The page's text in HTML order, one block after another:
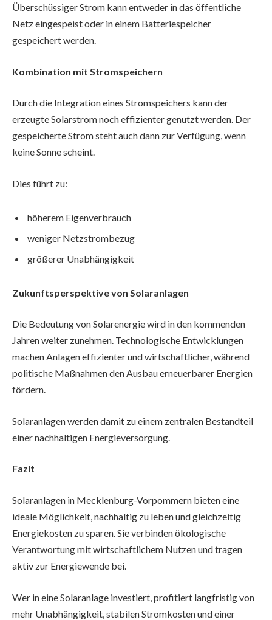
Überschüssiger Strom kann entweder in das öffentliche
Netz eingespeist oder in einem Batteriespeicher
gespeichert werden.
Kombination mit Stromspeichern
Durch die Integration eines Stromspeichers kann der
erzeugte Solarstrom noch effizienter genutzt werden. Der
gespeicherte Strom steht auch dann zur Verfügung, wenn
keine Sonne scheint.
Dies führt zu:
höherem Eigenverbrauch
weniger Netzstrombezug
größerer Unabhängigkeit
Zukunftsperspektive von Solaranlagen
Die Bedeutung von Solarenergie wird in den kommenden
Jahren weiter zunehmen. Technologische Entwicklungen
machen Anlagen effizienter und wirtschaftlicher, während
politische Maßnahmen den Ausbau erneuerbarer Energien
fördern.
Solaranlagen werden damit zu einem zentralen Bestandteil
einer nachhaltigen Energieversorgung.
Fazit
Solaranlagen in Mecklenburg-Vorpommern bieten eine
ideale Möglichkeit, nachhaltig zu leben und gleichzeitig
Energiekosten zu sparen. Sie verbinden ökologische
Verantwortung mit wirtschaftlichem Nutzen und tragen
aktiv zur Energiewende bei.
Wer in eine Solaranlage investiert, profitiert langfristig von
mehr Unabhängigkeit, stabilen Stromkosten und einer